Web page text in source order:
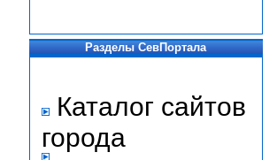
Разделы СевПортала
Каталог сайтов
города